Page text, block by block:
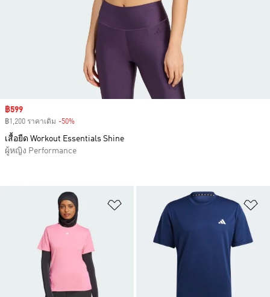
เพิ่มไปยังรายการสินค้าโปรด
Sale price
฿599
฿1,200 ราคาเดิม -50%
เสื้อยืด Workout Essentials Shine
ผู้หญิง Performance